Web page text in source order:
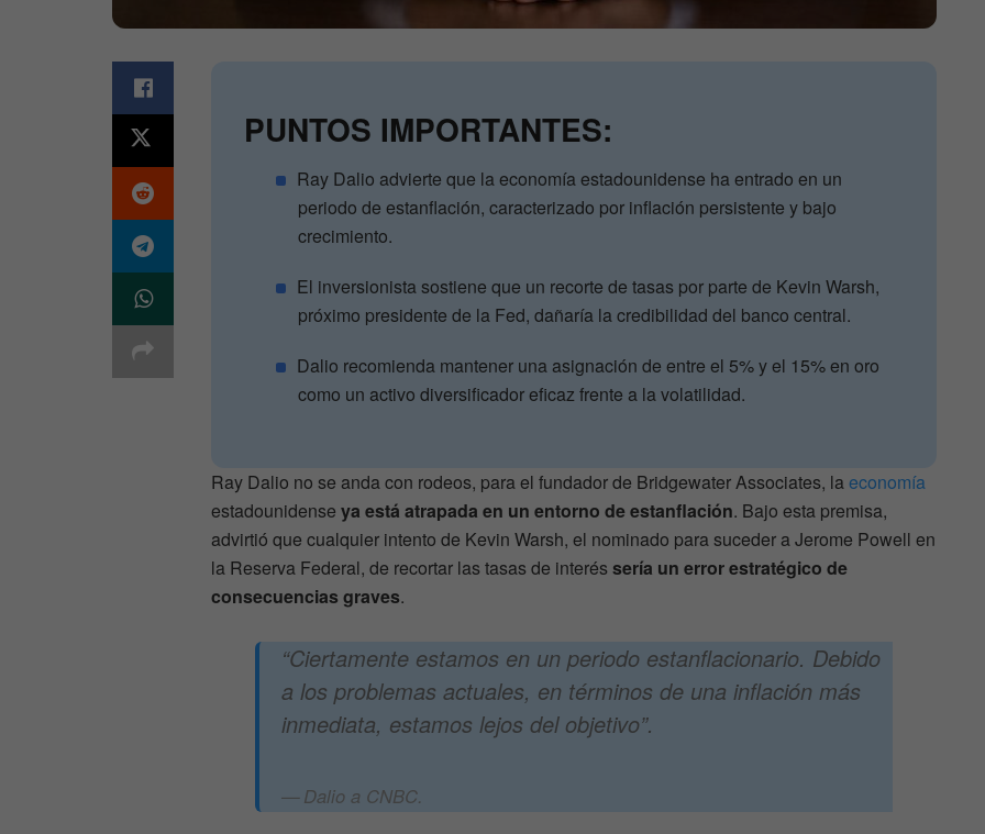
PUNTOS IMPORTANTES:
Ray Dalio advierte que la economía estadounidense ha entrado en un
periodo de estanflación, caracterizado por inflación persistente y bajo
crecimiento.
El inversionista sostiene que un recorte de tasas por parte de Kevin Warsh,
próximo presidente de la Fed, dañaría la credibilidad del banco central.
Dalio recomienda mantener una asignación de entre el 5% y el 15% en oro
como un activo diversificador eficaz frente a la volatilidad.
Ray Dalio no se anda con rodeos, para el fundador de Bridgewater Associates, laeconomía
estadounidense ya está atrapada en un entorno de estanflación. Bajo esta premisa,
advirtió que cualquier intento de Kevin Warsh, el nominado para suceder a Jerome Powell en
la Reserva Federal, de recortar las tasas de interéssería un error estratégico de
consecuencias graves.
“Ciertamente estamos en un periodo estanflacionario. Debido
a los problemas actuales, en términos de una inflación más
inmediata, estamos lejos del objetivo”.
Dalio a CNBC.